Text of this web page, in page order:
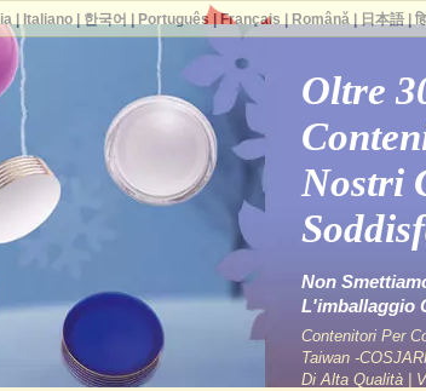
Oltre
Nostri
Non
L'imballaggio
Contenitori Per
Taiwan -
Di Alta Qualità |
| Italiano| 한국어 Português Français Română| 日本語|